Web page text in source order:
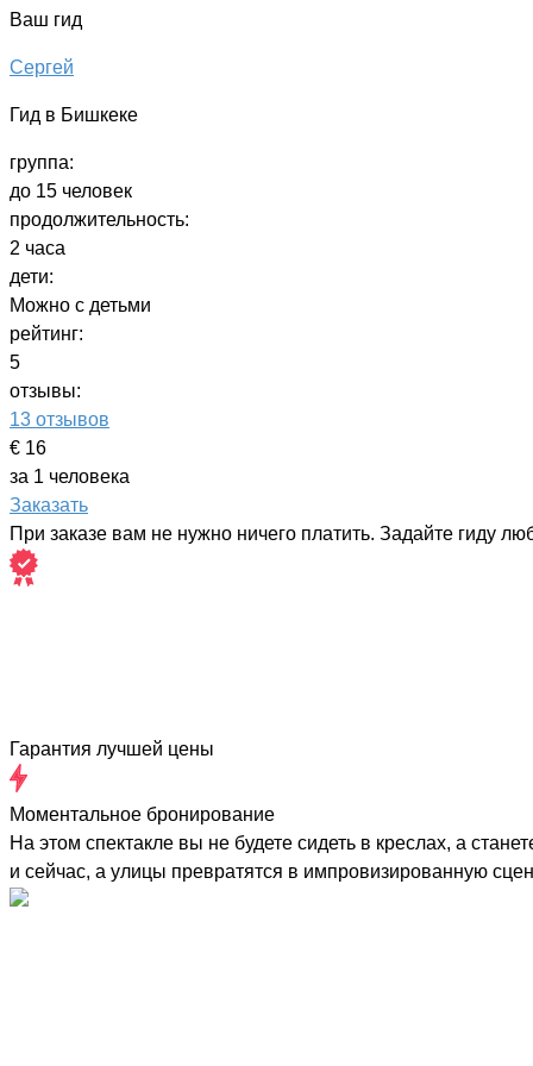
Ваш гид
Сергей
Гид в Бишкеке
группа:
до 15 человек
продолжительность:
2 часа
дети:
Можно с детьми
рейтинг:
5
отзывы:
13 отзывов
€ 16
за 1 человека
Заказать
При заказе вам не нужно ничего платить. Задайте гиду
Гарантия лучшей цены
Моментальное бронирование
На этом спектакле вы не будете сидеть в креслах, а
и сейчас, а улицы превратятся в импровизированную